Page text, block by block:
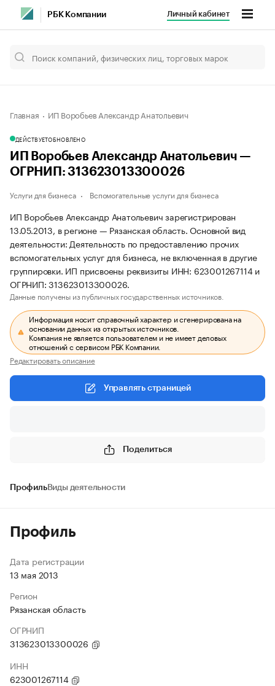
РБК Компании Личный кабинет
Главная ИП Воробьев Александр Анатольевич
ДЕЙСТВУЕТОБНОВЛЕНО
ИП Воробьев Александр Анатольевич —
ОГРНИП: 313623013300026
Услуги для бизнеса Вспомогательные услуги для бизнеса
ИП Воробьев Александр Анатольевич зарегистрирован
13.05.2013, в регионе — Рязанская область. Основной вид
деятельности: Деятельность по предоставлению прочих
вспомогательных услуг для бизнеса, не включенная в другие
группировки. ИП присвоены реквизиты ИНН: 623001267114 и
ОГРНИП: 313623013300026.
Данные получены из публичных государственных источников.
Информация носит справочный характер и сгенерирована на
основании данных из открытых источников.
Компания не является пользователем и не имеет деловых
отношений с сервисом РБК Компании.
Редактировать описание
Управлять страницей
Поделиться
ПрофильВиды деятельности
Профиль
Дата регистрации
13 мая 2013
Регион
Рязанская область
ОГРНИП
313623013300026
ИНН
623001267114